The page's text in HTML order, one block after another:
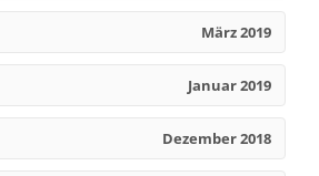
März 2019
Januar 2019
Dezember 2018